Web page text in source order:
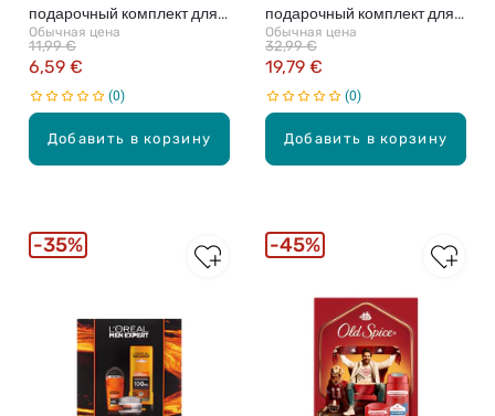
Добавить в корзину
подарочный комплект для
мужчин
Обычная цена
6,59 €
11,99 €
0
Добавить в корзину
подарочный комплект для
мужчин
Обычная цена
19,79 €
32,99 €
0
35% 45%